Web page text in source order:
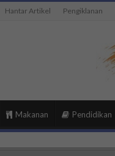
Hantar Artikel Pengiklanan
Makanan Pendidikan